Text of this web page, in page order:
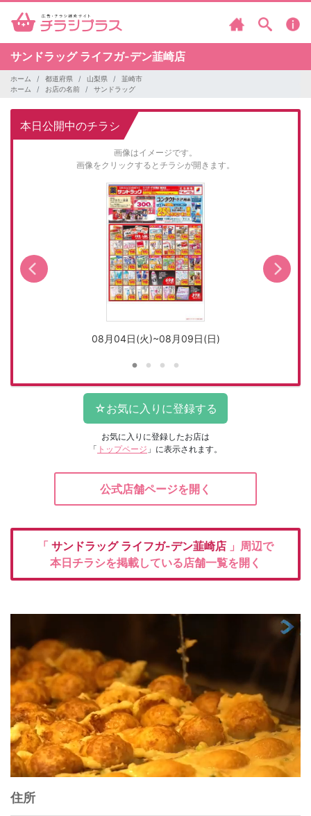
サンドラッグ ライフガ-デン韮崎店
ホーム 都道府県 山梨県
韮崎市
ホーム
お店の名前 サンドラッグ
本日公開中のチラシ
画像はイメージです。
画像をクリックするとチラシが開きます。
08月04日(火)~08月09日(日)
お気に入りに登録したお店は
「 トップページ 」に表示されます。
公式店舗ページを開く
「 サンドラッグ ライフガ-デン韮崎店 」周辺で
本日チラシを掲載している店舗一覧を開く
住所